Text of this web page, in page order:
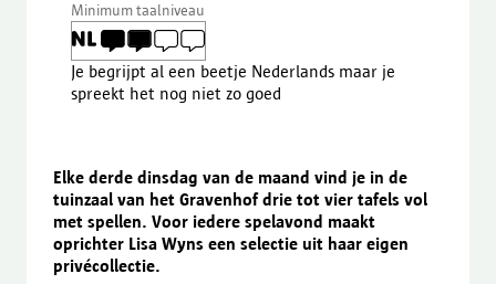
Minimum taalniveau
Je begrijpt al een beetje Nederlands maar je
spreekt het nog niet zo goed
Elke derde dinsdag van de maand vind je in de
tuinzaal van het Gravenhof drie tot vier tafels vol
met spellen. Voor iedere spelavond maakt
oprichter Lisa Wyns een selectie uit haar eigen
privécollectie.